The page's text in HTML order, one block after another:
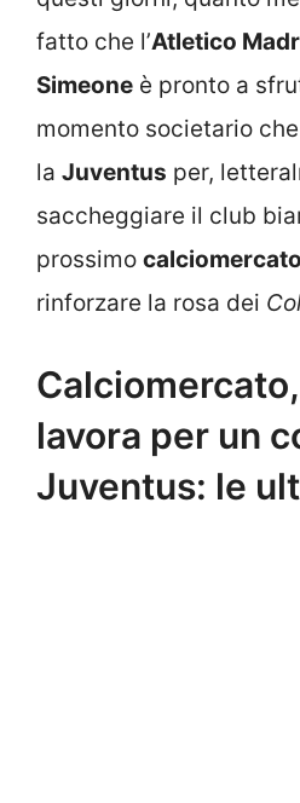
fatto che l’Atletico
Simeone è pronto a
momento societario
la Juventus per,
saccheggiare il club
prossimo calciomercato
rinforzare la rosa dei
lavora per un
Juventus: le